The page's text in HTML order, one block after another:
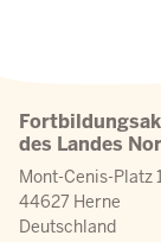
des Landes
Mont-Cenis-Platz 1
44627 Herne
Deutschland